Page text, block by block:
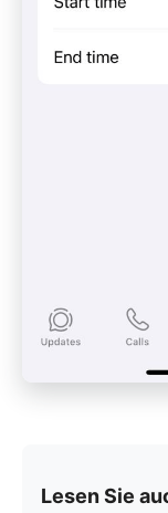
Lesen Sie